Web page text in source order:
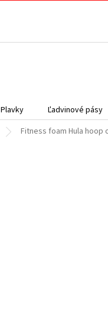
Plavky Ľadvinové pásy
Fitness foam Hula hoop